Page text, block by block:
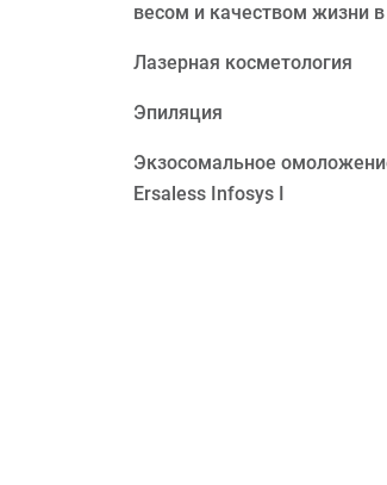
весом и качеством жизни в
Лазерная косметология
Эпиляция
Экзосомальное
Ersaless Infosys I